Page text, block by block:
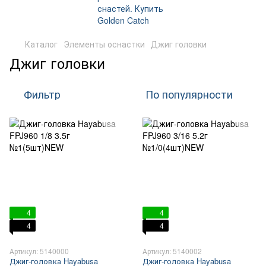
Каталог Элементы оснастки Джиг головки
Джиг головки
Фильтр По популярности
4
4
Артикул: 5140000
Джиг-головка Hayabusa
4
4
Артикул: 5140002
Джиг-головка Hayabusa